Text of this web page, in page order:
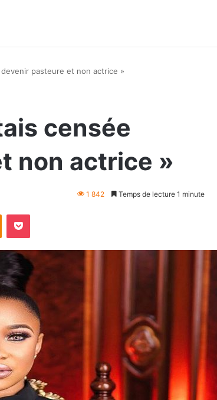
devenir pasteure et non actrice »
censée
non actrice »
1 842 Temps de lecture 1 minute
Odnoklassniki
Pocket